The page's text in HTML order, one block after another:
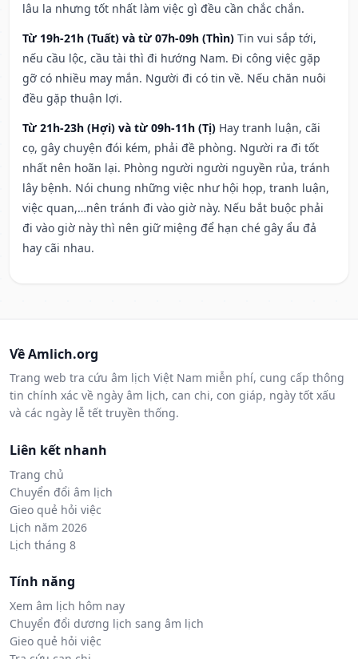
lâu la nhưng tốt nhất làm việc gì đều cần chắc chắn.
Từ 19h-21h (Tuất) và từ 07h-09h (Thìn) Tin vui sắp tới,
nếu cầu lộc, cầu tài thì đi hướng Nam. Đi công việc gặp
gỡ có nhiều may mắn. Người đi có tin về. Nếu chăn nuôi
đều gặp thuận lợi.
Từ 21h-23h (Hợi) và từ 09h-11h (Tị) Hay tranh luận, cãi
cọ, gây chuyện đói kém, phải đề phòng. Người ra đi tốt
nhất nên hoãn lại. Phòng người người nguyền rủa, tránh
lây bệnh. Nói chung những việc như hội họp, tranh luận,
việc quan,…nên tránh đi vào giờ này. Nếu bắt buộc phải
đi vào giờ này thì nên giữ miệng để hạn ché gây ẩu đả
hay cãi nhau.
Về Amlich.org
Trang web tra cứu âm lịch Việt Nam miễn phí, cung cấp thông
tin chính xác về ngày âm lịch, can chi, con giáp, ngày tốt xấu
và các ngày lễ tết truyền thống.
Liên kết nhanh
Trang chủ
Chuyển đổi âm lịch
Gieo quẻ hỏi việc
Lịch năm 2026
Lịch tháng 8
Tính năng
Xem âm lịch hôm nay
Chuyển đổi dương lịch sang âm lịch
Gieo quẻ hỏi việc